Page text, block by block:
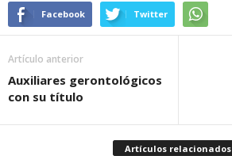
Facebook Twitter
Artículo anterior
Auxiliares gerontológicos
con su título
Artículos relacionados